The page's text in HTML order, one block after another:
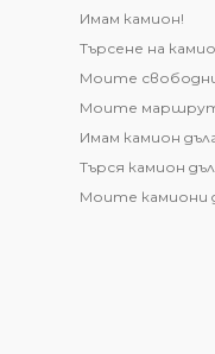
Имам камион!
Търсене на
Моите
Моите
Имам камион
Търся камион
Моите камиони